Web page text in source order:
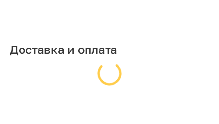
Доставка и оплата